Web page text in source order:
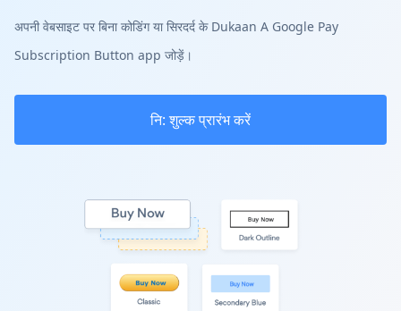
अपनी वेबसाइट पर बिना कोडिंग या सिरदर्द के Dukaan A Google Pay
Subscription Button app जोड़ें।
नि: शुल्क प्रारंभ करें